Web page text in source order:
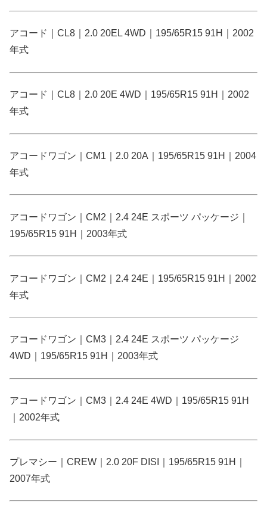
アコード｜CL8｜2.0 20EL 4WD｜195/65R15 91H｜2002
年式
アコード｜CL8｜2.0 20E 4WD｜195/65R15 91H｜2002
年式
アコードワゴン｜CM1｜2.0 20A｜195/65R15 91H｜2004
年式
アコードワゴン｜CM2｜2.4 24E スポーツ パッケージ｜
195/65R15 91H｜2003年式
アコードワゴン｜CM2｜2.4 24E｜195/65R15 91H｜2002
年式
アコードワゴン｜CM3｜2.4 24E スポーツ パッケージ
4WD｜195/65R15 91H｜2003年式
アコードワゴン｜CM3｜2.4 24E 4WD｜195/65R15 91H
｜2002年式
プレマシー｜CREW｜2.0 20F DISI｜195/65R15 91H｜
2007年式